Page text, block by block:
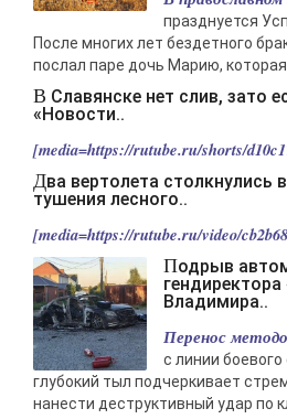
-- Люблю давать советы и очень не
празднуется
После многих лет бездетного
послал паре дочь Марию, которая
В Славянске нет слив, зато есть новый асфальт -
«Новости..
[media=https://rutube.ru/shorts/
Два вертолета столкнулись в Греции во время
тушения лесного..
[media=https://rutube.ru/video/
Подрыв автомобиля
Владимира..
Перенос
с линии
глубокий тыл подчеркивает
нанести деструктивный удар по